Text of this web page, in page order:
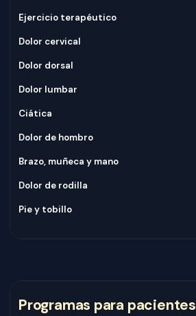
Ejercicio terapéutico
Dolor cervical
Dolor dorsal
Dolor lumbar
Ciática
Dolor de hombro
Brazo, muñeca y mano
Dolor de rodilla
Pie y tobillo
Programas para pacientes